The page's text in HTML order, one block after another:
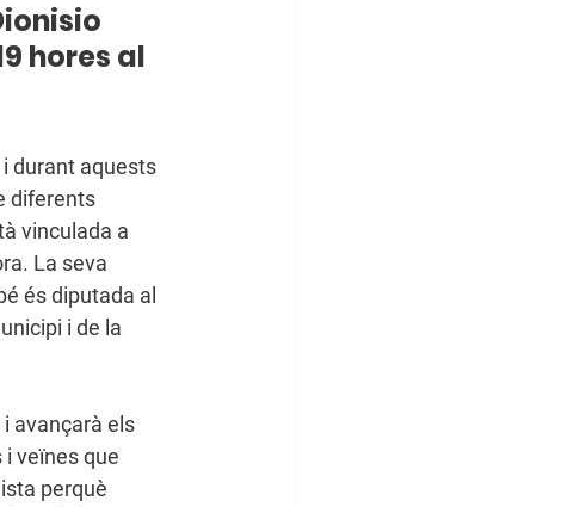
hores al
durant aquests
diferents
vinculada a
La seva
és diputada al
i de la
avançarà els
veïnes que
perquè